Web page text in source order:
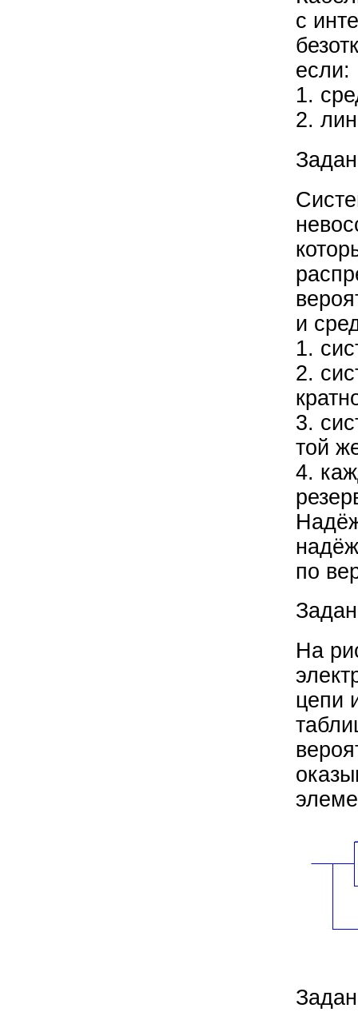
с
если:
1.
2.
и
1.
2.
3.
той
4.
по
На
цепи